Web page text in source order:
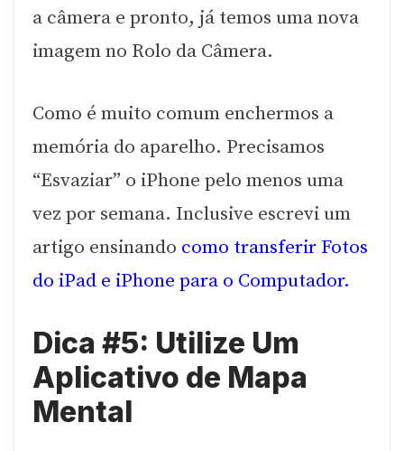
a câmera e pronto, já temos uma nova
imagem no Rolo da Câmera.
Como é muito comum enchermos a
memória do aparelho. Precisamos
“Esvaziar” o iPhone pelo menos uma
vez por semana. Inclusive escrevi um
artigo ensinando como transferir Fotos
do iPad e iPhone para o Computador.
Dica #5: Utilize Um
Aplicativo de Mapa
Mental